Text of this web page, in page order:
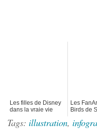
Les filles de Disney
dans la vraie vie
Les
Birds de
Tags: illustration,